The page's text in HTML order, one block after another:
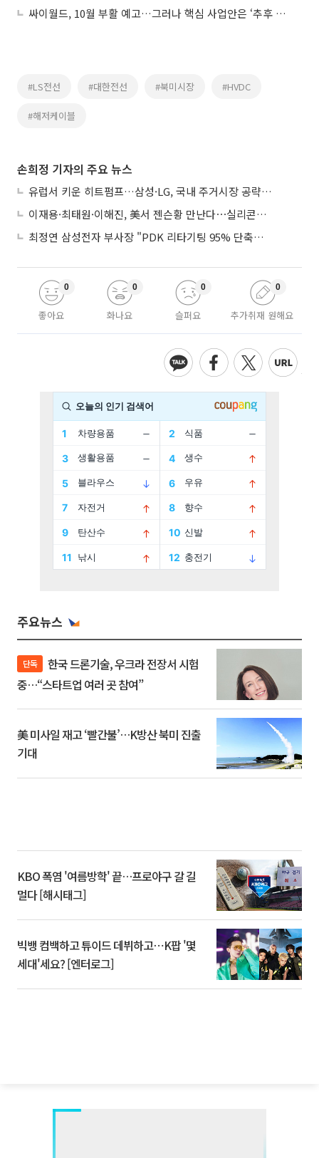
싸이월드, 10월 부활 예고…그러나 핵심 사업안은 ‘추후 공개’
#LS전선 #대한전선 #북미시장 #HVDC
#해저케이블
손희정 기자의 주요 뉴스
유럽서 키운 히트펌프…삼성·LG, 국내 주거시장 공략 ‘속도’
이재용·최태원·이해진, 美서 젠슨황 만난다⋯실리콘밸리 집결하는 AI리더
최정연 삼성전자 부사장 "PDK 리타기팅 95% 단축…에이전트 AI 시범 활용"
좋아요
0
화나요
0
슬퍼요
0
추가취재 원해요
0
주요뉴스
단독
중…“스타트업 여러 곳 참여”
美 미사일 재고 ‘빨간불’…K방산 북미 진출
기대
KBO 폭염 '여름방학' 끝…프로야구 갈 길
멀다 [해시태그]
빅뱅 컴백하고 튜이드 데뷔하고⋯K팝 '몇
세대'세요? [엔터로그]